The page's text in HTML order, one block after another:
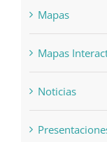
Mapas
Mapas
Noticias